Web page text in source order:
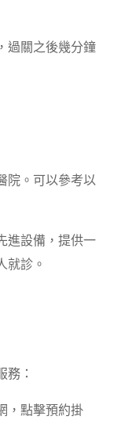
過關之後幾分鐘
院。可以參考以
進設備，提供一
就診。
務：
，點擊預約掛